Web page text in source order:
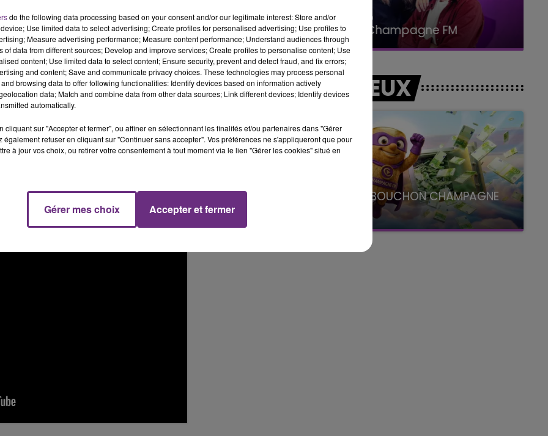
seront en vente vendredi (les
partir de ce vendredi 23 marset comme le précise
de Champagne le
14h00 - 15h00
La Radio Pop
15h00 - 19h00
Le Club Champagne FM
LES JEUX
LE SUPER BOUCHON CHAMPAGNE
avec La Famille Champagne FM, à 8H10
do the following data processing based on your consent and/or our legitimate interest: Store and/or
Use limited data to select advertising; Create profiles for personalised advertising; Use profiles to
Measure advertising performance; Measure content performance; Understand audiences through
of data from different sources; Develop and improve services; Create profiles to personalise content; Use
content; Use limited data to select content; Ensure security, prevent and detect fraud, and fix errors;
and content; Save and communicate privacy choices. These technologies may process personal
browsing data to offer following functionalities: Identify devices based on information actively
data; Match and combine data from other data sources; Link different devices; Identify devices
automatically.
cliquant sur "Accepter et fermer", ou affiner en sélectionnant les finalités et/ou partenaires dans "Gérer
également refuser en cliquant sur "Continuer sans accepter". Vos préférences ne s'appliqueront que pour
à jour vos choix, ou retirer votre consentement à tout moment via le lien "Gérer les cookies" situé en
Gérer mes choix Accepter et fermer